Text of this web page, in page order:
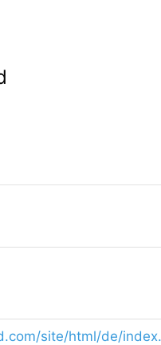
site/html/de/